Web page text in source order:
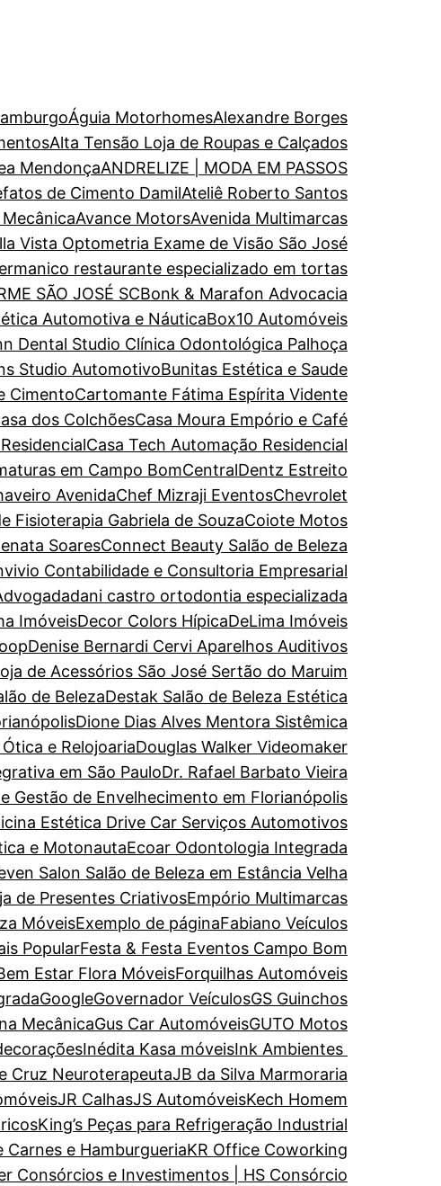
Águia MotorhomesAlexandre Borges
Alta Tensão Loja de Roupas e Calçados
MendonçaANDRELIZE | MODA EM PASSOS
de Cimento DamilAteliê Roberto Santos
Avance MotorsAvenida Multimarcas
Vista Optometria Exame de Visão São José
restaurante especializado em tortas
SÃO JOSÉ SCBonk & Marafon Advocacia
Automotiva e NáuticaBox10 Automóveis
Dental Studio Clínica Odontológica Palhoça
Studio AutomotivoBunitas Estética e Saude
CimentoCartomante Fátima Espírita Vidente
dos ColchõesCasa Moura Empório e Café
Casa Tech Automação Residencial
em Campo BomCentralDentz Estreito
AvenidaChef Mizraji EventosChevrolet
Fisioterapia Gabriela de SouzaCoiote Motos
SoaresConnect Beauty Salão de Beleza
Contabilidade e Consultoria Empresarial
dani castro ortodontia especializada
ImóveisDecor Colors HípicaDeLima Imóveis
Denise Bernardi Cervi Aparelhos Auditivos
de Acessórios São José Sertão do Maruim
de BelezaDestak Salão de Beleza Estética
Dione Dias Alves Mentora Sistêmica
e RelojoariaDouglas Walker Videomaker
em São PauloDr. Rafael Barbato Vieira
Gestão de Envelhecimento em Florianópolis
Estética Drive Car Serviços Automotivos
e MotonautaEcoar Odontologia Integrada
Salon Salão de Beleza em Estância Velha
de Presentes CriativosEmpório Multimarcas
MóveisExemplo de páginaFabiano Veículos
PopularFesta & Festa Eventos Campo Bom
Estar Flora MóveisForquilhas Automóveis
GoogleGovernador VeículosGS Guinchos
MecânicaGus Car AutomóveisGUTO Motos
Inédita Kasa móveisInk Ambientes
Cruz NeuroterapeutaJB da Silva Marmoraria
JR CalhasJS AutomóveisKech Homem
King’s Peças para Refrigeração Industrial
Carnes e HamburgueriaKR Office Coworking
Consórcios e Investimentos | HS Consórcio